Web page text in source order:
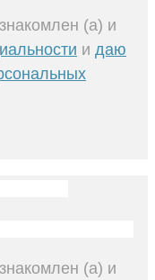
(а) и
и даю
(а) и